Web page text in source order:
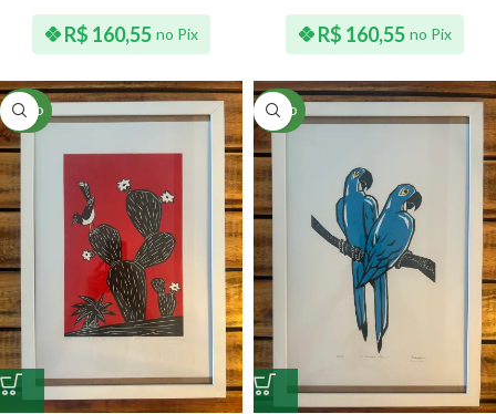
R$ 160,55 no Pix R$ 160,55 no Pix
NOVO NOVO